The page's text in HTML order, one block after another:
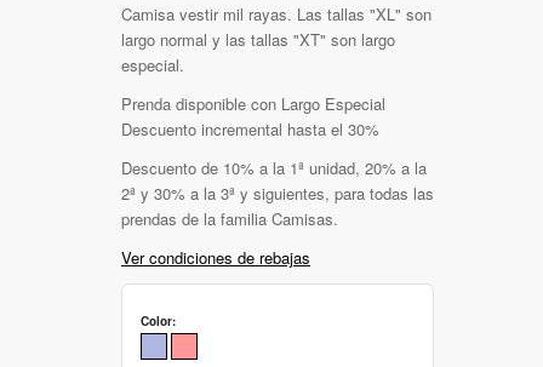
Camisa vestir mil rayas. Las tallas "XL" son
largo normal y las tallas "XT" son largo
especial.
Prenda disponible con Largo Especial
Descuento incremental hasta el 30%
Descuento de 10% a la 1ª unidad, 20% a la
2ª y 30% a la 3ª y siguientes, para todas las
prendas de la familia Camisas.
Ver condiciones de rebajas
Color: